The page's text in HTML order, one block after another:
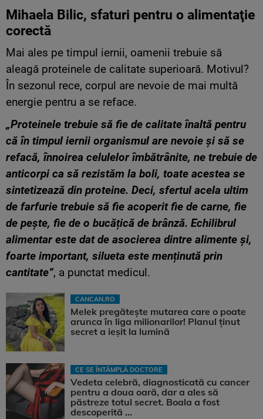
Mihaela Bilic, sfaturi pentru o alimentaţie
corectă
Mai ales pe timpul iernii, oamenii trebuie să
aleagă proteinele de calitate superioară. Motivul?
În sezonul rece, corpul are nevoie de mai multă
energie pentru a se reface.
„Proteinele trebuie să fie de calitate înaltă pentru
că în timpul iernii organismul are nevoie și să se
refacă, înnoirea celulelor îmbătrânite, ne trebuie de
anticorpi ca să rezistăm la boli, toate acestea se
sintetizează din proteine. Deci, sfertul acela ultim
de farfurie trebuie să fie acoperit fie de carne, fie
de pește, fie de o bucățică de brânză. Echilibrul
alimentar este dat de asocierea dintre alimente și,
foarte important, silueta este menținută prin
cantitate”, a punctat medicul.
CANCAN.RO
Melek pregătește mutarea care o poate
arunca în liga milionarilor! Planul ținut
secret a ieșit la lumină
CE SE ÎNTÂMPLĂ DOCTORE
Vedeta celebră, diagnosticată cu cancer
pentru a doua oară, dar a ales să
păstreze totul secret. Boala a fost
descoperită ...